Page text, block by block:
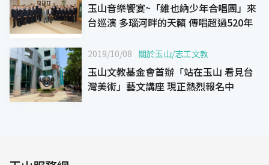
玉山音樂饗宴~「維也納少年合唱團」來
台巡演 多瑙河畔的天籟 傳唱超過520年
2019/10/08 關於玉山/志工文教
玉山文教基金會首辦「站在玉山 看見台
灣美術」藝文講座 現正熱烈報名中